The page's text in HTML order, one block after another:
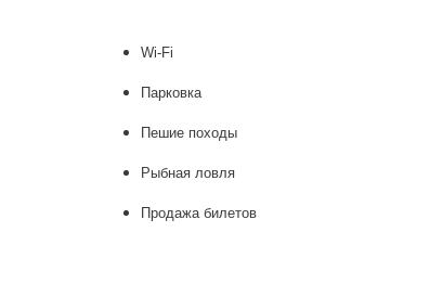
Wi-Fi
Парковка
Пешие походы
Рыбная ловля
Продажа билетов